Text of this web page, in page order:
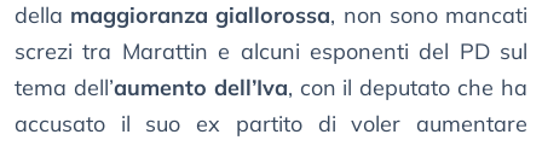
della maggioranza giallorossa, non sono mancati
screzi tra Marattin e alcuni esponenti del PD sul
tema dell’aumento dell’Iva, con il deputato che ha
accusato il suo ex partito di voler aumentare